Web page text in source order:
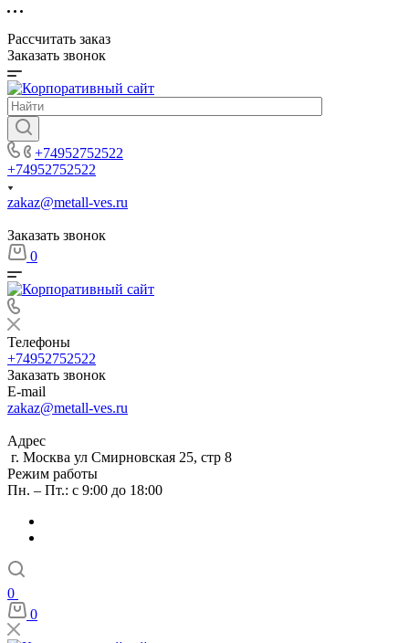
Рассчитать заказ
Заказать звонок
+74952752522
+74952752522
zakaz@metall-ves.ru
Заказать звонок
0
Телефоны
+74952752522
Заказать звонок
E-mail
zakaz@metall-ves.ru
Адрес
г. Москва ул Смирновская 25, стр 8
Режим работы
Пн. – Пт.: с 9:00 до 18:00
0
0